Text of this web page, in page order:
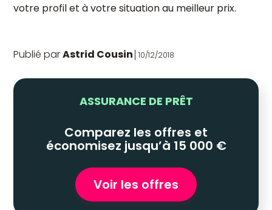
votre profil et à votre situation au meilleur prix.
Publié parAstrid Cousin 10/12/2018
ASSURANCE DE PRÊT
Comparez les offres et
économisez jusqu’à 15 000 €
Voir les offres